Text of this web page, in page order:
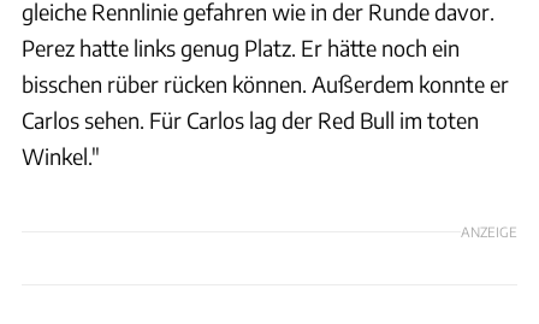
gleiche Rennlinie gefahren wie in der Runde davor.
Perez hatte links genug Platz. Er hätte noch ein
bisschen rüber rücken können. Außerdem konnte er
Carlos sehen. Für Carlos lag der Red Bull im toten
Winkel."
ANZEIGE